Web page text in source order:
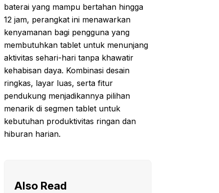
baterai yang mampu bertahan hingga
12 jam, perangkat ini menawarkan
kenyamanan bagi pengguna yang
membutuhkan tablet untuk menunjang
aktivitas sehari-hari tanpa khawatir
kehabisan daya. Kombinasi desain
ringkas, layar luas, serta fitur
pendukung menjadikannya pilihan
menarik di segmen tablet untuk
kebutuhan produktivitas ringan dan
hiburan harian.
Also Read